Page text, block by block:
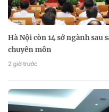
Hà Nội còn 14 sở ngành sau
chuyên môn
2 giờ trước